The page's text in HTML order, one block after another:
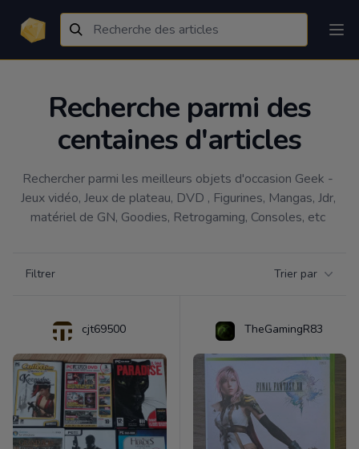
Recherche parmi des
centaines d'articles
Rechercher parmi les meilleurs objets d'occasion Geek -
Jeux vidéo, Jeux de plateau, DVD , Figurines, Mangas, Jdr,
matériel de GN, Goodies, Retrogaming, Consoles, etc
Filtrer Trier par
cjt69500 TheGamingR83